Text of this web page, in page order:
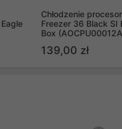
Chłodzenie
Freezer 36 Black SI
Box
139,00 zł